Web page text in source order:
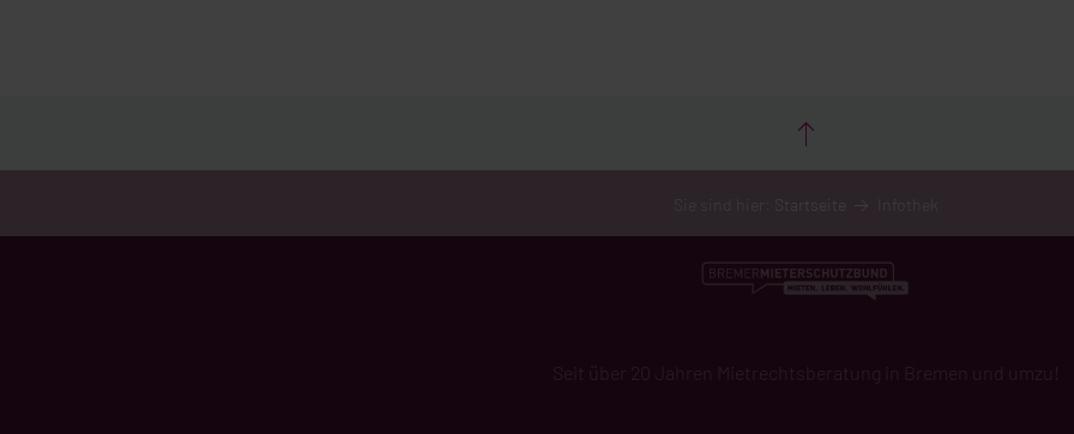
Startseite
Seit über 20 Jahren Mietrechtsberatung in Bremen und umzu!